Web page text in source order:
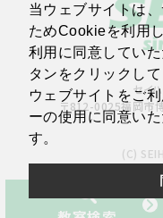
当ウェブサイトは
ためCookieを利用
利用に同意してい
タンをクリックし
ウェブサイトをご
ーの使用に同意い
す。
セイ
〒812-0025福岡市
(C)